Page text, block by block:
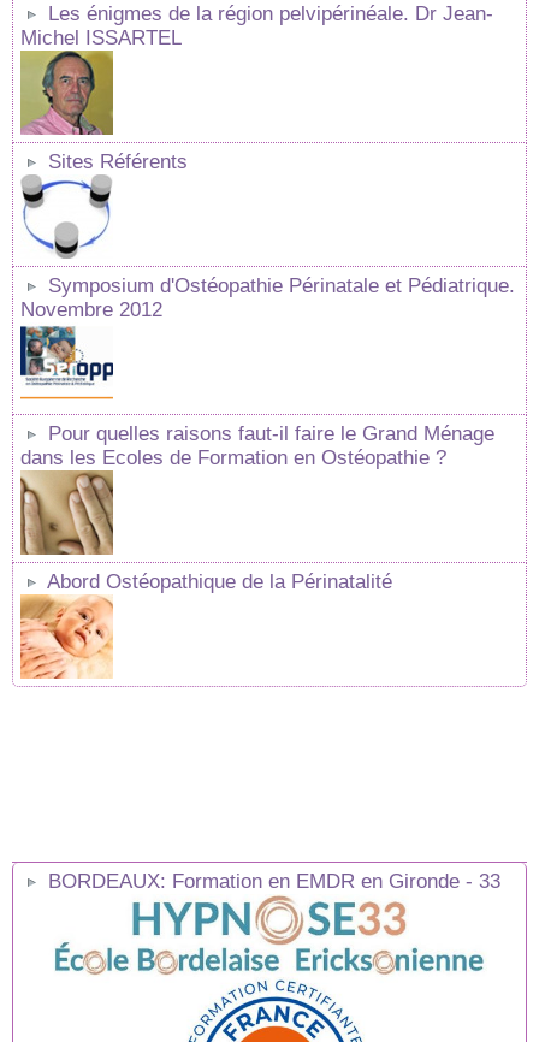
Les énigmes de la région pelvipérinéale. Dr Jean-
Michel ISSARTEL
Sites Référents
Symposium d'Ostéopathie Périnatale et Pédiatrique.
Novembre 2012
Pour quelles raisons faut-il faire le Grand Ménage
dans les Ecoles de Formation en Ostéopathie ?
Abord Ostéopathique de la Périnatalité
BORDEAUX: Formation en EMDR en Gironde - 33